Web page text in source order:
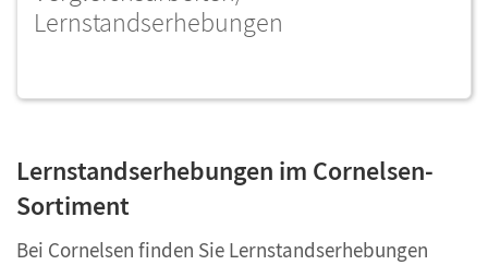
Lernstandserhebungen
Lernstandserhebungen im Cornelsen-
Sortiment
Bei Cornelsen finden Sie Lernstandserhebungen